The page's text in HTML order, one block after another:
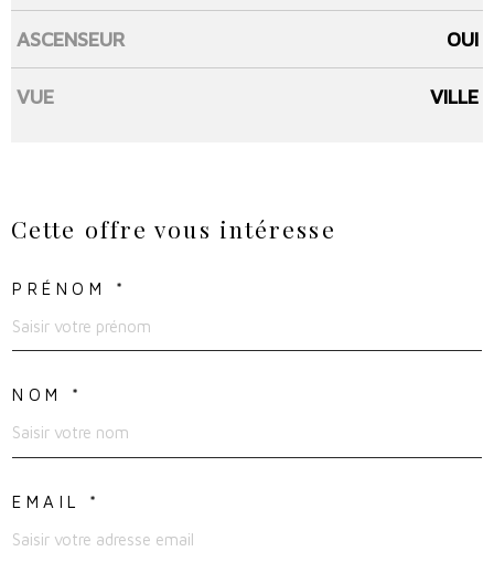
ASCENSEUR OUI
VUE VILLE
Cette offre vous intéresse
PRÉNOM *
NOM *
EMAIL *